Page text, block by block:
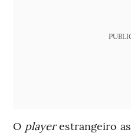
O playerestrangeiro